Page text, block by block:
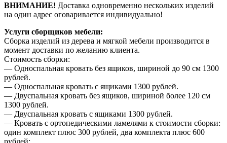
ВНИМАНИЕ! Доставка одновременно нескольких изделий
на один адрес оговаривается индивидуально!
Услуги сборщиков мебели:
Сборка изделий из дерева и мягкой мебели производится в
момент доставки по желанию клиента.
Стоимость сборки:
— Односпальная кровать без ящиков, шириной до 90 см 1300
рублей.
— Односпальная кровать с ящиками 1300 рублей.
— Двуспальная кровать без ящиков, шириной более 120 см
1300 рублей.
— Двуспальная кровать с ящиками 1300 рублей.
— Кровать с ортопедическими ламелями к стоимости сборки:
один комплект плюс 300 рублей, два комплекта плюс 600
рублей;